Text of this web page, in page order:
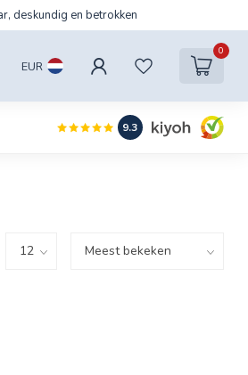
deskundig en betrokken
EUR
0
9.3